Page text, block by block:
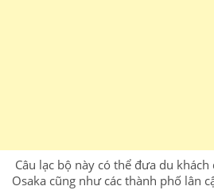
Câu lạc bộ này có thể đưa du khách
Osaka cũng như các thành phố lân